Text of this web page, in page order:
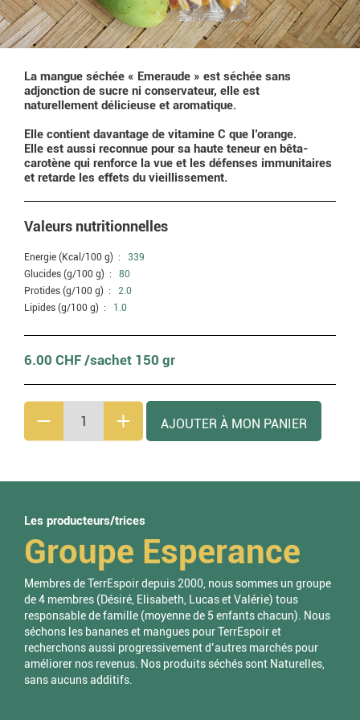
La mangue séchée « Emeraude » est séchée sans
adjonction de sucre ni conservateur, elle est
naturellement délicieuse et aromatique.
Elle contient davantage de vitamine C que l’orange.
Elle est aussi reconnue pour sa haute teneur en bêta-
carotène qui renforce la vue et les défenses immunitaires
et retarde les effets du vieillissement.
Valeurs nutritionnelles
Energie (Kcal/100 g) : 339
Glucides (g/100 g) : 80
Protides (g/100 g) : 2.0
Lipides (g/100 g) : 1.0
6.00 CHF /sachet 150 gr
Les producteurs/trices
Groupe Esperance
Membres de TerrEspoir depuis 2000, nous sommes un groupe
de 4 membres (Désiré, Elisabeth, Lucas et Valérie) tous
responsable de famille (moyenne de 5 enfants chacun). Nous
séchons les bananes et mangues pour TerrEspoir et
recherchons aussi progressivement d’autres marchés pour
améliorer nos revenus. Nos produits séchés sont Naturelles,
sans aucuns additifs.